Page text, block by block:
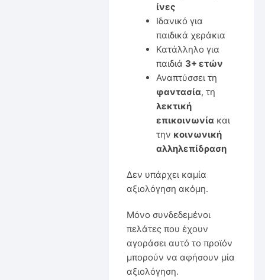
ίνες
Ιδανικό για
παιδικά χεράκια
Κατάλληλο για
παιδιά 3+ ετών
Αναπτύσσει τη
φαντασία, τη
λεκτική
επικοινωνία και
την κοινωνική
αλληλεπίδραση
Δεν υπάρχει καμία
αξιολόγηση ακόμη.
Μόνο συνδεδεμένοι
πελάτες που έχουν
αγοράσει αυτό το προϊόν
μπορούν να αφήσουν μία
αξιολόγηση.